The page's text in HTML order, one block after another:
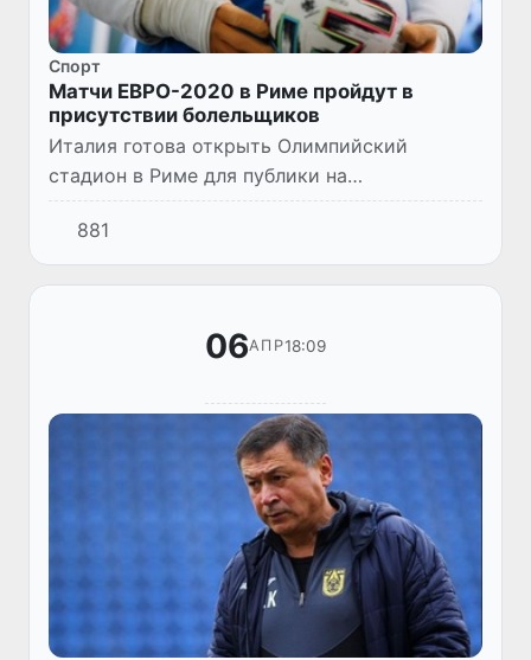
Спорт
Матчи ЕВРО-2020 в Риме пройдут в
присутствии болельщиков
Италия готова открыть Олимпийский
стадион в Риме для публики на
предстоящем чемпионате Европы по
футболу, говорится в заявлении Федерации
футбола Италии (FIGC).
881
06АПР18:09